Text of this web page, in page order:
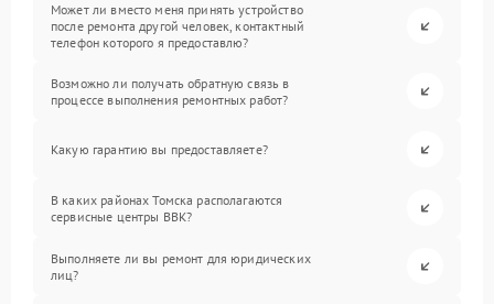
Может ли вместо меня принять устройство
после ремонта другой человек, контактный
телефон которого я предоставлю?
Возможно ли получать обратную связь в
процессе выполнения ремонтных работ?
Какую гарантию вы предоставляете?
В каких районах Томска располагаются
сервисные центры BBK?
Выполняете ли вы ремонт для юридических
лиц?